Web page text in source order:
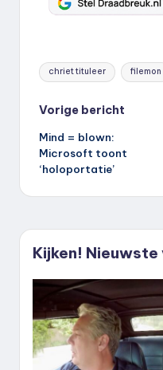
Tags:
chriet tituleer filemon
Bericht
navigatie
Vorige bericht
Mind = blown:
Microsoft toont
‘holoportatie’
Kijken! Nieuwste